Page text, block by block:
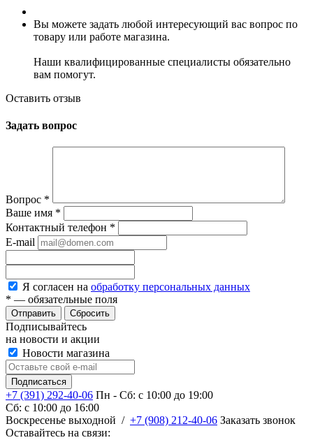
Вы можете задать любой интересующий вас вопрос по
товару или работе магазина.
Наши квалифицированные специалисты обязательно
вам помогут.
Оставить отзыв
Задать вопрос
Вопрос *
Ваше имя *
Контактный телефон *
E-mail
Я согласен на обработку персональных данных
* — обязательные поля
Сбросить
Подписывайтесь
на новости и акции
Новости магазина
+7 (391) 292-40-06 Пн - Сб: c 10:00 до 19:00
Сб: c 10:00 до 16:00
​Воскресенье выходной / +7 (908) 212-40-06 Заказать звонок
Оставайтесь на связи: